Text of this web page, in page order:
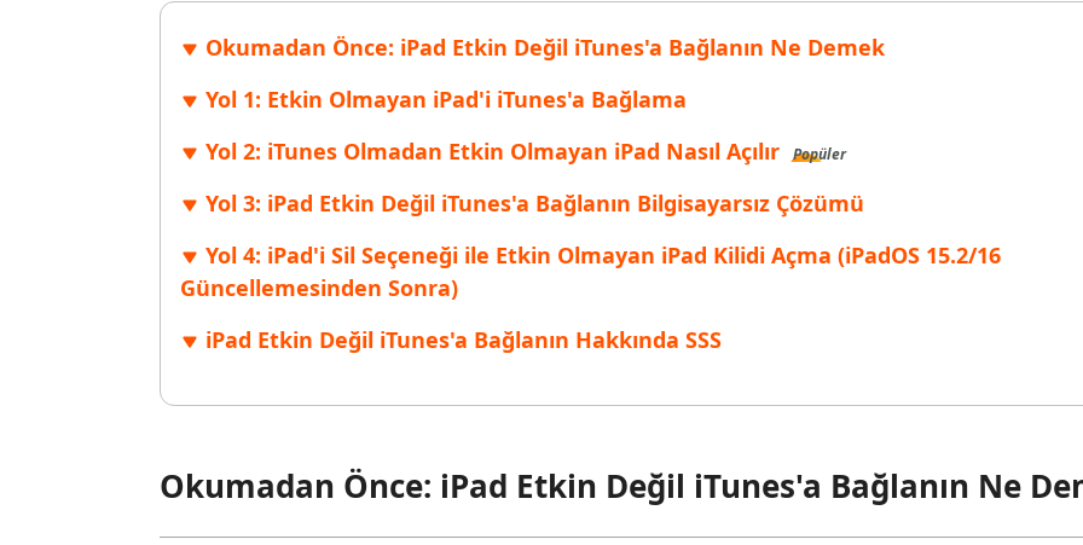
Windows'ta silinen dosyaları kurtarın
Tüm Ürünleri İncele
Android için UltData Uygulaması
Android verilerini PC olmadan kurtarın
Cleanup Pro Uygulaması
iPhone'u AI ile ücretsiz temizleyin
PixPretty AI Fotoğraf Düzenleyici Tenorshare AI Writer Tenorshare AI Bypass
Okumadan Önce: iPad Etkin Değil iTunes'a Bağlanın Ne Demek
Yol 1: Etkin Olmayan iPad'i iTunes'a Bağlama
Yol 2: iTunes Olmadan Etkin Olmayan iPad Nasıl Açılır
Popüler
Yol 3: iPad Etkin Değil iTunes'a Bağlanın Bilgisayarsız Çözümü
Yol 4: iPad'i Sil Seçeneği ile Etkin Olmayan iPad Kilidi Açma (iPadOS 15.2/16
Güncellemesinden Sonra)
iPad Etkin Değil iTunes'a Bağlanın Hakkında SSS
Okumadan Önce: iPad Etkin Değil iTunes'a Bağlanın Ne